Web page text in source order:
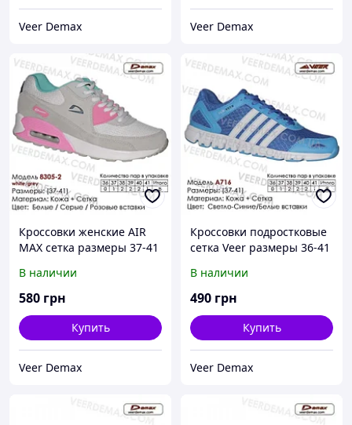
Veer Demax Veer Demax
Кроссовки женские AIR
MAX сетка размеры 37-41
В наличии
580 грн
Купить
Veer Demax
Кроссовки подростковые
сетка Veer размеры 36-41
В наличии
490 грн
Купить
Veer Demax